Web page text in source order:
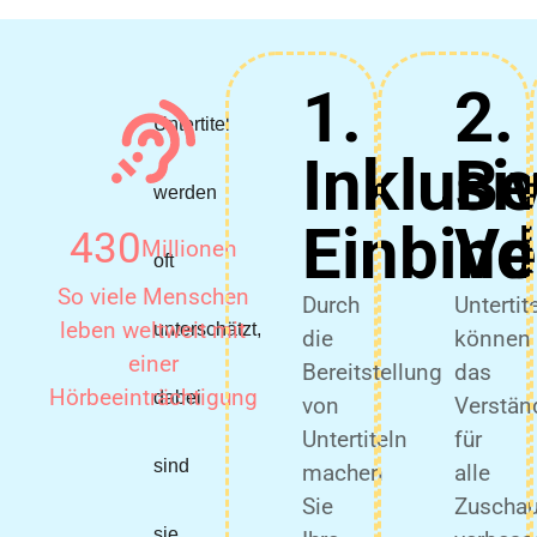
Untertitel
werden
oft
unterschätzt,
dabei
sind
430Millionen
So viele Menschen
leben weltweit mit
einer
Hörbeeinträchtigung
1.
Durch
die
Bereitstellung
von
Untertiteln
machen
Sie
2.
können
das
für
alle